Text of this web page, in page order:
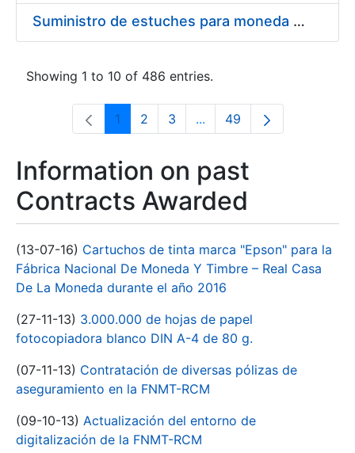
Suministro de estuches para moneda de 30 €
Showing 1 to 10 of 486 entries.
Page
1 Page
2 Page
3 ...Intermediate Pages Use
Page
49
Information on past
Contracts Awarded
(13-07-16) Cartuchos de tinta marca "Epson" para la
Fábrica Nacional De Moneda Y Timbre – Real Casa
De La Moneda durante el año 2016
(27-11-13) 3.000.000 de hojas de papel
fotocopiadora blanco DIN A-4 de 80 g.
(07-11-13) Contratación de diversas pólizas de
aseguramiento en la FNMT-RCM
(09-10-13) Actualización del entorno de
digitalización de la FNMT-RCM